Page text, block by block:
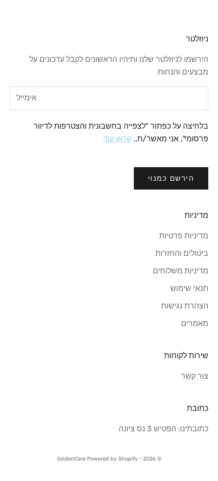
ניוזלטר
הירשמו לניוזלטר שלנו ותיהיו הראשונים לקבל עדכונים על
מבצעים והנחות
בלחיצה על כפתור "לצפייה בחשבונית והצטרפות לדיוור
פרסומי", אני מאשר/ת.. קראו עוד
הירשם כמנוי
מדיניות
מדיניות פרטיות
ביטולים והחזרות
מדיניות משלוחים
תנאי שימוש
הצהרת נגישות
מאמרים
שירות לקוחות
צור קשר
כתובת
כתובתינו: הפטיש 3 נס ציונה
© 2026 - GoldenCare Powered by Shopify